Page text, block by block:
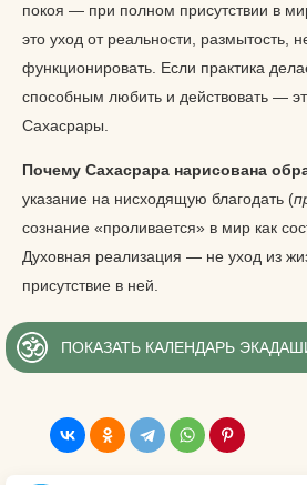
покоя — при полном присутствии в
это уход от реальности, размытость,
функционировать. Если практика
способным любить и действовать —
Сахасрары.
Почему Сахасрара нарисована
указание на нисходящую благодать (
сознание «проливается» в мир как
Духовная реализация — не уход из
присутствие в ней.
ПОКАЗАТЬ КАЛЕНДАРЬ